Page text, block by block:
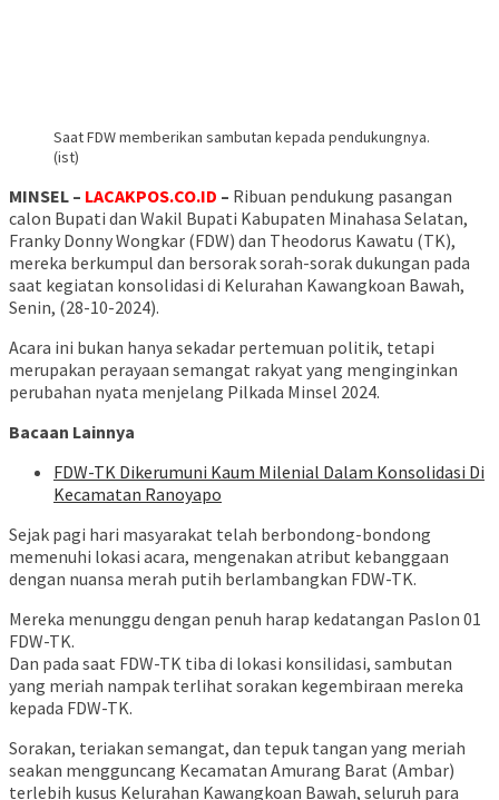
Saat FDW memberikan sambutan kepada pendukungnya.
(ist)
MINSEL – LACAKPOS.CO.ID – Ribuan pendukung pasangan
calon Bupati dan Wakil Bupati Kabupaten Minahasa Selatan,
Franky Donny Wongkar (FDW) dan Theodorus Kawatu (TK),
mereka berkumpul dan bersorak sorah-sorak dukungan pada
saat kegiatan konsolidasi di Kelurahan Kawangkoan Bawah,
Senin, (28-10-2024).
Acara ini bukan hanya sekadar pertemuan politik, tetapi
merupakan perayaan semangat rakyat yang menginginkan
perubahan nyata menjelang Pilkada Minsel 2024.
Bacaan Lainnya
FDW-TK Dikerumuni Kaum Milenial Dalam Konsolidasi Di
Kecamatan Ranoyapo
Sejak pagi hari masyarakat telah berbondong-bondong
memenuhi lokasi acara, mengenakan atribut kebanggaan
dengan nuansa merah putih berlambangkan FDW-TK.
Mereka menunggu dengan penuh harap kedatangan Paslon 01
FDW-TK.
Dan pada saat FDW-TK tiba di lokasi konsilidasi, sambutan
yang meriah nampak terlihat sorakan kegembiraan mereka
kepada FDW-TK.
Sorakan, teriakan semangat, dan tepuk tangan yang meriah
seakan mengguncang Kecamatan Amurang Barat (Ambar)
terlebih kusus Kelurahan Kawangkoan Bawah, seluruh para